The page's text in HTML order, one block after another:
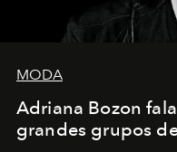
MODA
Adriana Bozon
grandes grupos